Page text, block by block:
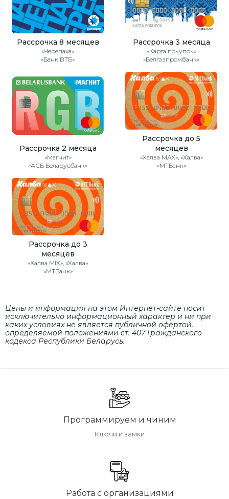
Рассрочка 8 месяцев
«Черепаха»
«Банк ВТБ»
Рассрочка 3 месяца
«Карта покупок»
«Белгазпромбанк»
Рассрочка 2 месяца
«Магнит»
«АСБ Беларусбанк»
Рассрочка до 5
месяцев
«Халва MAX», «Халва»
«МТБанк»
Рассрочка до 3
месяцев
«Халва MIX», «Халва»
«МТБанк»
Цены и информация на этом Интернет-сайте носит
исключительно информационный характер и ни при
каких условиях не является публичной офертой,
определяемой положениями cт. 407 Гражданского
кодекса Республики Беларусь.
Программируем и чиним
Ключи и замки
Работа с организациями